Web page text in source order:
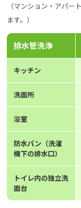
（マンション・アパ
ます。）
排水管洗浄
キッチン
洗面所
浴室
防水パン（洗濯
機下の排水口）
トイレ内の独立洗
面台